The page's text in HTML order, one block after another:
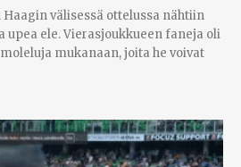
välisessä ottelussa nähtiin
upea ele. Vierasjoukkueen faneja oli
mukanaan, joita he voivat